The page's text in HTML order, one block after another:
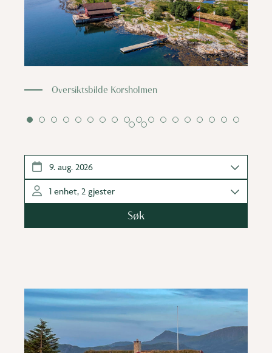
Oversiktsbilde Korsholmen